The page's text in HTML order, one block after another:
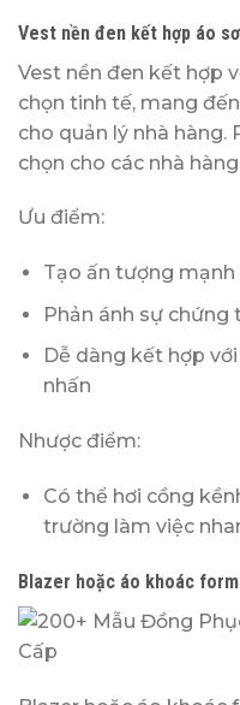
Vest nền đen kết hợp áo
Vest nền đen kết hợp
chọn tinh tế, mang
cho quản lý nhà hàng.
chọn cho các nhà
Ưu điểm:
Tạo ấn tượng
Phản ánh sự chứng
Dễ dàng kết hợp
nhấn
Nhược điểm:
Có thể hơi cồng
trường làm việc
Blazer hoặc áo khoác